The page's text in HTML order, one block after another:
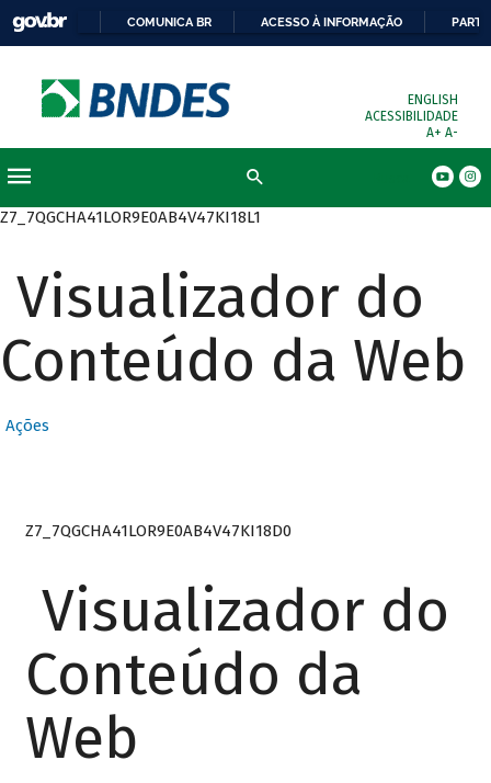
COMUNICA BR ACESSO À INFORMAÇÃO
ENGLISH
ACESSIBILIDADE
A+ A-
Z7_7QGCHA41LOR9E0AB4V47KI18L1
Visualizador do
Conteúdo da Web
Ações
Z7_7QGCHA41LOR9E0AB4V47KI18D0
Visualizador do
Conteúdo da
Web